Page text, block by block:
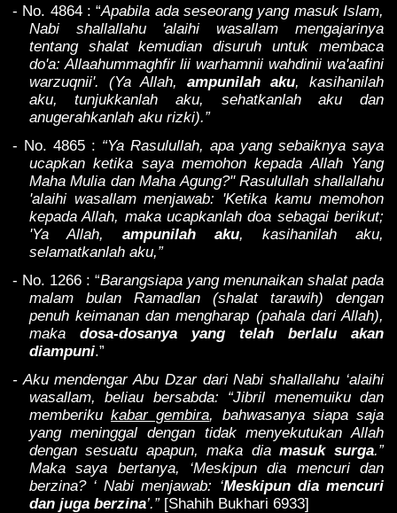
- No. 4864 : “Apabila ada seseorang yang masuk Islam,
Nabi shallallahu 'alaihi wasallam mengajarinya
tentang shalat kemudian disuruh untuk membaca
do'a: Allaahummaghfir lii warhamnii wahdinii wa'aafini
warzuqnii'. (Ya Allah, ampunilah aku, kasihanilah
aku, tunjukkanlah aku, sehatkanlah aku dan
anugerahkanlah aku rizki).”
- No. 4865 : “Ya Rasulullah, apa yang sebaiknya saya
ucapkan ketika saya memohon kepada Allah Yang
Maha Mulia dan Maha Agung?" Rasulullah shallallahu
'alaihi wasallam menjawab: 'Ketika kamu memohon
kepada Allah, maka ucapkanlah doa sebagai berikut;
'Ya Allah, ampunilah aku, kasihanilah aku,
selamatkanlah aku,”
- No. 1266 : “Barangsiapa yang menunaikan shalat pada
malam bulan Ramadlan (shalat tarawih) dengan
penuh keimanan dan mengharap (pahala dari Allah),
maka dosa-dosanya yang telah berlalu akan
diampuni.”
- Aku mendengar Abu Dzar dari Nabi shallallahu ‘alaihi
wasallam, beliau bersabda: “Jibril menemuiku dan
memberikukabar gembira, bahwasanya siapa saja
yang meninggal dengan tidak menyekutukan Allah
dengan sesuatu apapun, maka diamasuk surga.”
Maka saya bertanya, ‘Meskipun dia mencuri dan
berzina? ‘ Nabi menjawab: ‘Meskipun dia mencuri
dan juga berzina’.” [Shahih Bukhari 6933]